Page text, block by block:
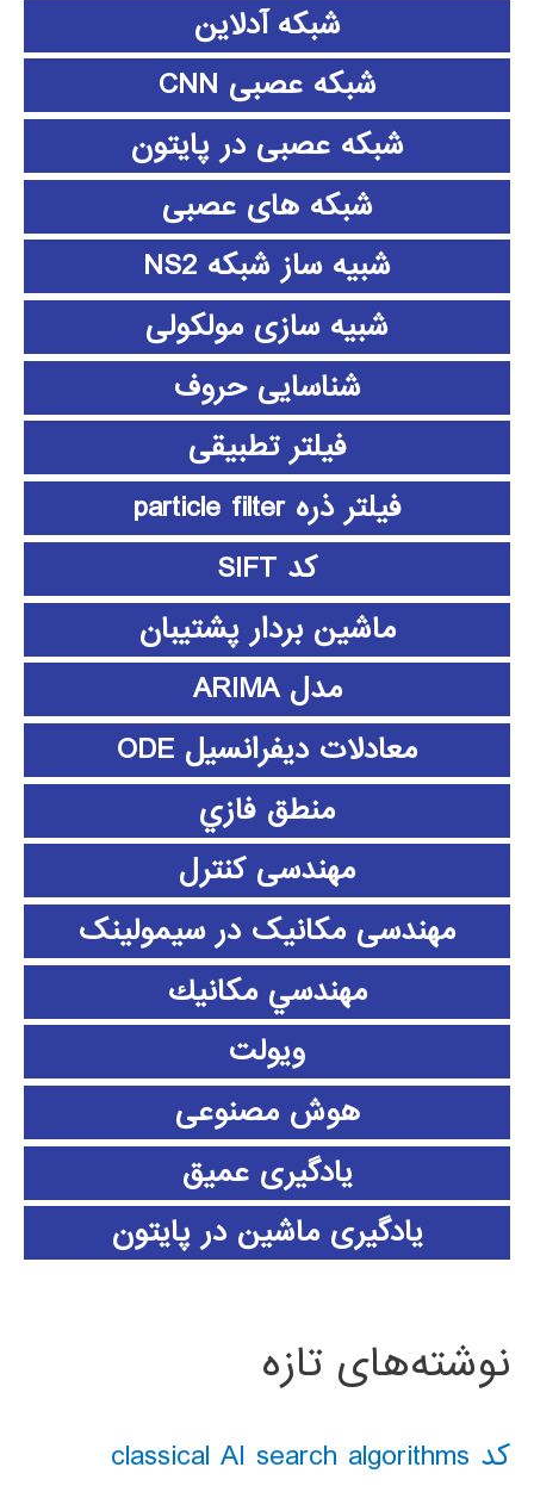
شبکه آدلاین
شبکه عصبی CNN
شبکه عصبی در پایتون
شبکه های عصبی
شبیه ساز شبکه NS2
شبیه سازی مولکولی
شناسایی حروف
فیلتر تطبیقی
فیلتر ذره particle filter
کد SIFT
ماشین بردار پشتیبان
مدل ARIMA
معادلات دیفرانسیل ODE
منطق فازي
مهندسی کنترل
مهندسی مکانیک در سیمولینک
مهندسي مكانيك
ویولت
هوش مصنوعی
یادگیری عمیق
یادگیری ماشین در پایتون
نوشته‌های تازه
کد classical AI search algorithms